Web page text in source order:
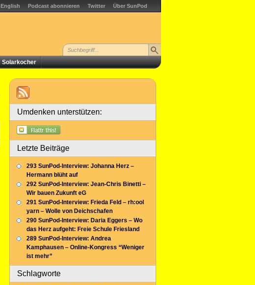
English Podcast abonnieren Twitter Über SunPod
Solarkocher
Umdenken unterstützen:
Letzte Beiträge
293 SunPod-Interview: Johanna Herz –
Hermann blüht auf
292 SunPod-Interview: Jean-Chris Binetti –
Wir bauen Zukunft eG
291 SunPod-Interview: Frieda Feld – rh:ool
yarn – Wolle von Deichschafen
290 SunPod-Interview: Daria Eggers – Wo
das Herz aufgeht: Freie Schule Friesland
289 SunPod-Interview: Andrea
Kamphausen – Online-Kongress “Weniger
ist mehr”
Schlagworte